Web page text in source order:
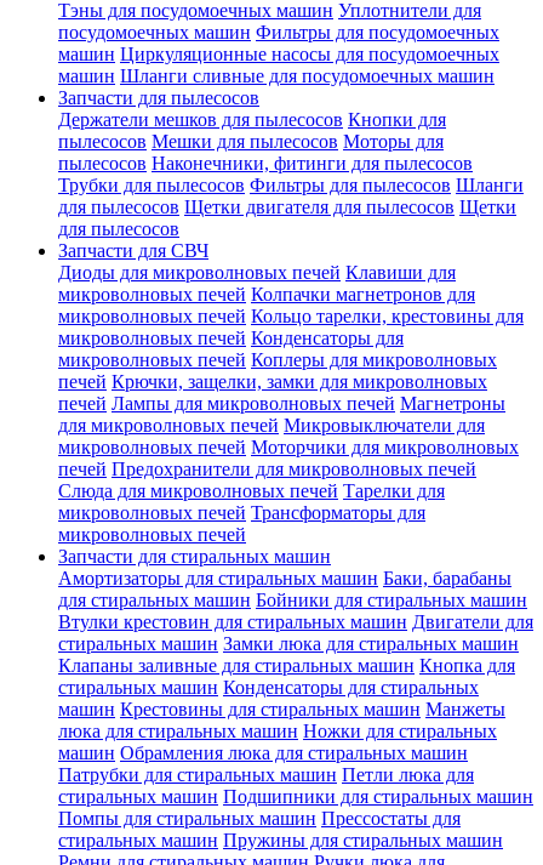
Тэны для посудомоечных машин Уплотнители для
посудомоечных машин Фильтры для посудомоечных
машин Циркуляционные насосы для посудомоечных
машин Шланги сливные для посудомоечных машин
Запчасти для пылесосов
Держатели мешков для пылесосов Кнопки для
пылесосов Мешки для пылесосов Моторы для
пылесосов Наконечники, фитинги для пылесосов
Трубки для пылесосов Фильтры для пылесосов Шланги
для пылесосов Щетки двигателя для пылесосов Щетки
для пылесосов
Запчасти для СВЧ
Диоды для микроволновых печей Клавиши для
микроволновых печей Колпачки магнетронов для
микроволновых печей Кольцо тарелки, крестовины для
микроволновых печей Конденсаторы для
микроволновых печей Коплеры для микроволновых
печей Крючки, защелки, замки для микроволновых
печей Лампы для микроволновых печей Магнетроны
для микроволновых печей Микровыключатели для
микроволновых печей Моторчики для микроволновых
печей Предохранители для микроволновых печей
Слюда для микроволновых печей Тарелки для
микроволновых печей Трансформаторы для
микроволновых печей
Запчасти для стиральных машин
Амортизаторы для стиральных машин Баки, барабаны
для стиральных машин Бойники для стиральных машин
Втулки крестовин для стиральных машин Двигатели для
стиральных машин Замки люка для стиральных машин
Клапаны заливные для стиральных машин Кнопка для
стиральных машин Конденсаторы для стиральных
машин Крестовины для стиральных машин Манжеты
люка для стиральных машин Ножки для стиральных
машин Обрамления люка для стиральных машин
Патрубки для стиральных машин Петли люка для
стиральных машин Подшипники для стиральных машин
Помпы для стиральных машин Прессостаты для
стиральных машин Пружины для стиральных машин